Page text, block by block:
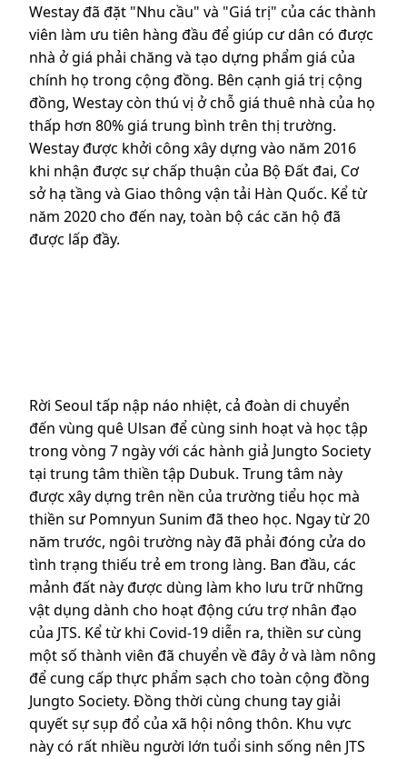
Westay đã đặt "Nhu cầu" và "Giá trị" của các thành
viên làm ưu tiên hàng đầu để giúp cư dân có được
nhà ở giá phải chăng và tạo dựng phẩm giá của
chính họ trong cộng đồng. Bên cạnh giá trị cộng
đồng, Westay còn thú vị ở chỗ giá thuê nhà của họ
thấp hơn 80% giá trung bình trên thị trường.
Westay được khởi công xây dựng vào năm 2016
khi nhận được sự chấp thuận của Bộ Đất đai, Cơ
sở hạ tầng và Giao thông vận tải Hàn Quốc. Kể từ
năm 2020 cho đến nay, toàn bộ các căn hộ đã
được lấp đầy.
Rời Seoul tấp nập náo nhiệt, cả đoàn di chuyển
đến vùng quê Ulsan để cùng sinh hoạt và học tập
trong vòng 7 ngày với các hành giả Jungto Society
tại trung tâm thiền tập Dubuk. Trung tâm này
được xây dựng trên nền của trường tiểu học mà
thiền sư Pomnyun Sunim đã theo học. Ngay từ 20
năm trước, ngôi trường này đã phải đóng cửa do
tình trạng thiếu trẻ em trong làng. Ban đầu, các
mảnh đất này được dùng làm kho lưu trữ những
vật dụng dành cho hoạt động cứu trợ nhân đạo
của JTS. Kể từ khi Covid-19 diễn ra, thiền sư cùng
một số thành viên đã chuyển về đây ở và làm nông
để cung cấp thực phẩm sạch cho toàn cộng đồng
Jungto Society. Đồng thời cùng chung tay giải
quyết sự sụp đổ của xã hội nông thôn. Khu vực
này có rất nhiều người lớn tuổi sinh sống nên JTS